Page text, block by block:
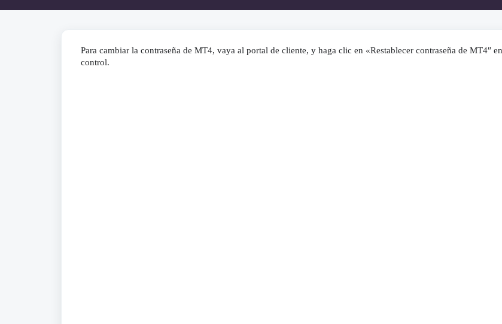
Para cambiar la contraseña de MT4, vaya al portal de cliente, y haga clic en «Restablecer contraseña de MT4″
control.